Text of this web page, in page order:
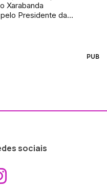
Xarabanda
Presidente da
PUB
sociais
ao